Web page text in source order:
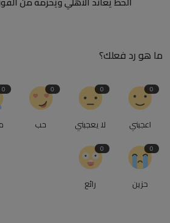
ما هو رد فعلك؟
0
اعجبني
0
لا يعجبني
0
حب
0
0
حزين
0
رائع